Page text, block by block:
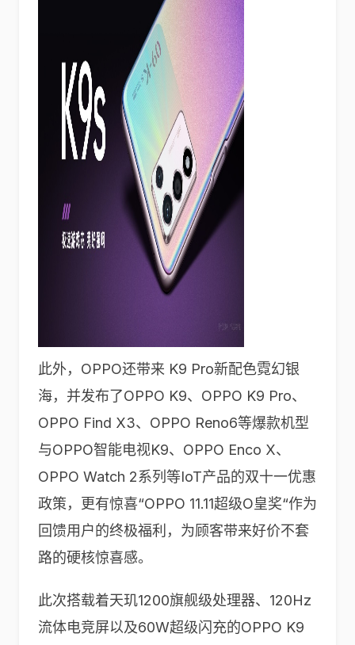
此外，OPPO还带来 K9 Pro新配色霓幻银
海，并发布了OPPO K9、OPPO K9 Pro、
OPPO Find X3、OPPO Reno6等爆款机型
与OPPO智能电视K9、OPPO Enco X、
OPPO Watch 2系列等IoT产品的双十一优惠
政策，更有惊喜“OPPO 11.11超级O皇奖“作为
回馈用户的终极福利，为顾客带来好价不套
路的硬核惊喜感。
此次搭载着天玑1200旗舰级处理器、120Hz
流体电竞屏以及60W超级闪充的OPPO K9